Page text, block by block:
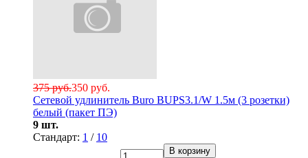
350 руб.
375 руб.
Сетевой удлинитель Buro BUPS3.1/W 1.5м (3 розетки)
белый (пакет ПЭ)
9 шт.
Стандарт: 1 / 10
В корзину